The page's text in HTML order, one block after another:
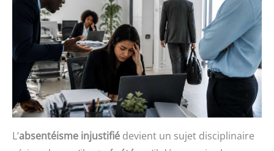
L’absentéisme injustifié devient un sujet disciplinaire